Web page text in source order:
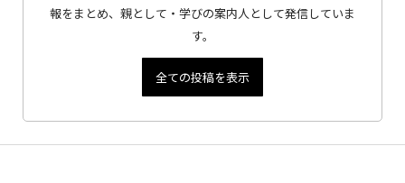
報をまとめ、親として・学びの案内人として発信していま
す。
全ての投稿を表示